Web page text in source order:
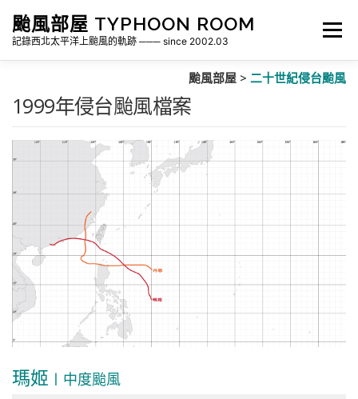
颱風部屋 TYPHOON ROOM
記錄西北太平洋上颱風的軌跡 ─── since 2002.03
選單
各地瞬間風速紀錄 侵台颱風新聞剪報
1999年侵台颱風檔案
颱風部屋 > 二十世紀侵台颱風
瑪姬 〡中度颱風